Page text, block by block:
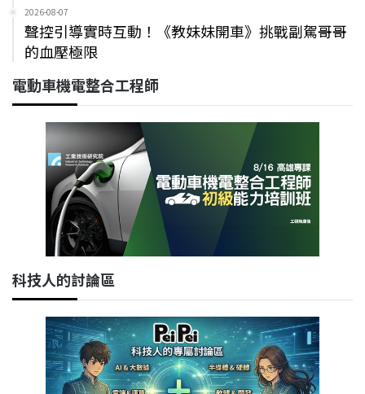
2026-08-07
聲控引導實時互動！《教妹妹開車》挑戰副駕哥哥
的血壓極限
電動車機電整合工程師
科技人的討論區